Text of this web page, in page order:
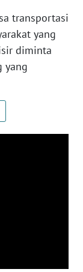
transportasi
yang
diminta
yang